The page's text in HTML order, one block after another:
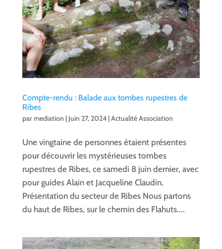
Compte-rendu : Balade aux tombes rupestres de
Ribes
parmediation | Juin 27, 2024|Actualité Association
Une vingtaine de personnes étaient présentes
pour découvrir les mystérieuses tombes
rupestres de Ribes, ce samedi 8 juin dernier, avec
pour guides Alain et Jacqueline Claudin.
Présentation du secteur de Ribes Nous partons
du haut de Ribes, sur le chemin des Flahuts....